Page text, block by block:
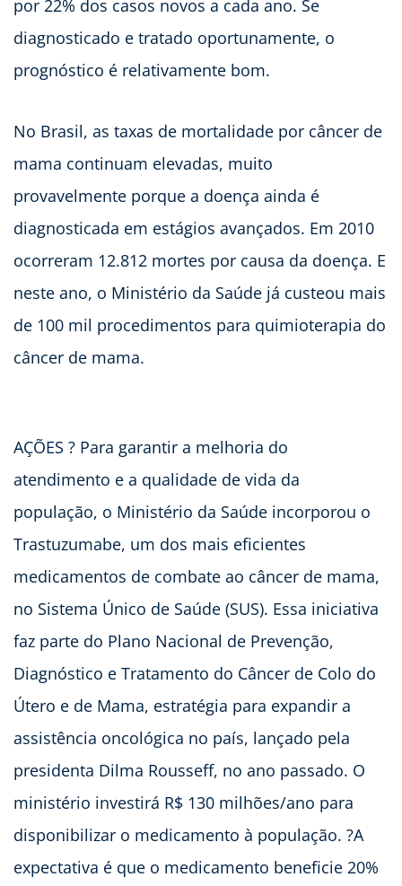
por 22% dos casos novos a cada ano. Se
diagnosticado e tratado oportunamente, o
prognóstico é relativamente bom.
No Brasil, as taxas de mortalidade por câncer de
mama continuam elevadas, muito
provavelmente porque a doença ainda é
diagnosticada em estágios avançados. Em 2010
ocorreram 12.812 mortes por causa da doença. E
neste ano, o Ministério da Saúde já custeou mais
de 100 mil procedimentos para quimioterapia do
câncer de mama.
AÇÕES ? Para garantir a melhoria do
atendimento e a qualidade de vida da
população, o Ministério da Saúde incorporou o
Trastuzumabe, um dos mais eficientes
medicamentos de combate ao câncer de mama,
no Sistema Único de Saúde (SUS). Essa iniciativa
faz parte do Plano Nacional de Prevenção,
Diagnóstico e Tratamento do Câncer de Colo do
Útero e de Mama, estratégia para expandir a
assistência oncológica no país, lançado pela
presidenta Dilma Rousseff, no ano passado. O
ministério investirá R$ 130 milhões/ano para
disponibilizar o medicamento à população. ?A
expectativa é que o medicamento beneficie 20%